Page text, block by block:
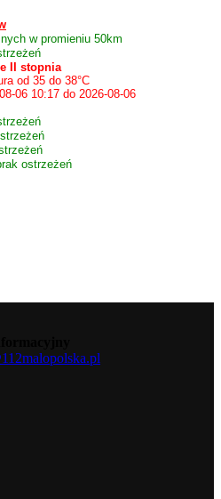
w promieniu 50km
II stopnia
od 35 do 38°C
06 10:17 do 2026-08-06
ostrzeżeń